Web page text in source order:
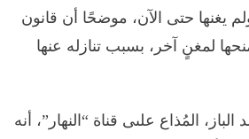
عمرو دياب تنازل عنها لضمها لألبومه في 2019، ولم يغنها حتى الآن، موضحًا أن قانون
لمغنٍ آخر، بسبب تنازله عنها
المُذاع علىى قناة “النهار”، أنه